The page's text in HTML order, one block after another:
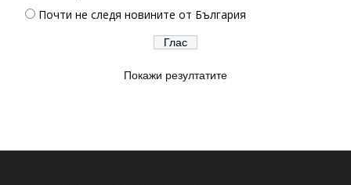
Почти не следя новините от България
Покажи резултатите